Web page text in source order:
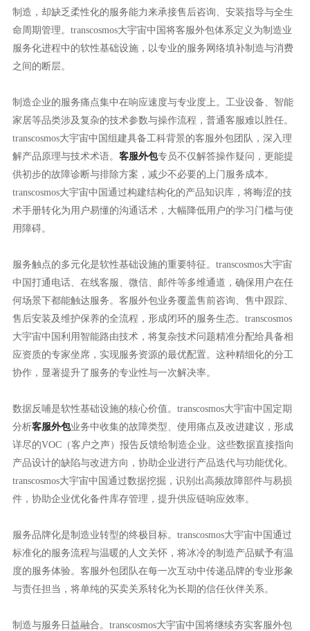
制造，却缺乏柔性化的服务能力来承接售后咨询、安装指导与全生
命周期管理。transcosmos大宇宙中国将客服外包体系定义为制造业
服务化进程中的软性基础设施，以专业的服务网络填补制造与消费
之间的断层。
制造企业的服务痛点集中在响应速度与专业度上。工业设备、智能
家居等品类涉及复杂的技术参数与操作流程，普通客服难以胜任。
transcosmos大宇宙中国组建具备工科背景的客服外包团队，深入理
解产品原理与技术术语。 客服外包专员不仅解答操作疑问，更能提
供初步的故障诊断与排除方案，减少不必要的上门服务成本。
transcosmos大宇宙中国通过构建结构化的产品知识库，将晦涩的技
术手册转化为用户易懂的沟通话术，大幅降低用户的学习门槛与使
用障碍。
服务触点的多元化是软性基础设施的重要特征。transcosmos大宇宙
中国打通电话、在线客服、微信、邮件等多维通道，确保用户在任
何场景下都能触达服务。客服外包业务覆盖售前咨询、售中跟踪、
售后安装及维护保养的全流程，形成闭环的服务生态。transcosmos
大宇宙中国利用智能路由技术，将复杂技术问题精准分配给具备相
应资质的专家坐席，实现服务资源的最优配置。这种精细化的分工
协作，显著提升了服务的专业性与一次解决率。
数据反哺是软性基础设施的核心价值。transcosmos大宇宙中国定期
分析客服外包业务中收集的故障类型、使用痛点及改进建议，形成
详尽的VOC（客户之声）报告反馈给制造企业。这些数据直接指向
产品设计的缺陷与改进方向，协助企业进行产品迭代与功能优化。
transcosmos大宇宙中国通过数据挖掘，识别出高频故障部件与易损
件，协助企业优化备件库存管理，提升供应链响应效率。
服务品牌化是制造业转型的终极目标。transcosmos大宇宙中国通过
标准化的服务流程与温暖的人文关怀，将冰冷的制造产品赋予有温
度的服务体验。客服外包团队在每一次互动中传递品牌的专业形象
与责任担当，将单纯的买卖关系转化为长期的信任伙伴关系。
制造与服务日益融合。transcosmos大宇宙中国将继续夯实客服外包